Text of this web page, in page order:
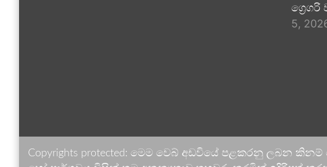
5,
Copyrights protected: මෙම වෙබ් අඩවියේ පළකරනු ලබන